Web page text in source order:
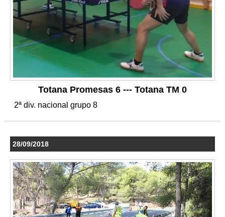
Totana Promesas 6 --- Totana TM 0
2ª div. nacional grupo 8
28/09/2018